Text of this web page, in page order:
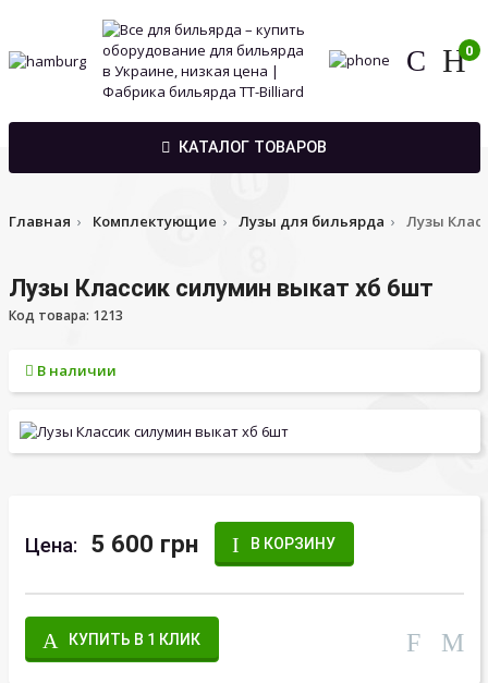
0
КАТАЛОГ ТОВАРОВ
Главная Комплектующие Лузы для бильярда Лузы
Лузы Классик силумин выкат хб 6шт
Код товара: 1213
В наличии
Цена: 5 600 грн В КОРЗИНУ
КУПИТЬ В 1 КЛИК